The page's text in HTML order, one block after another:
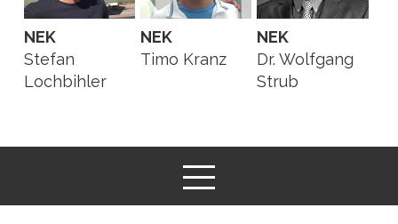
NEK
Stefan
Lochbihler
NEK
Timo Kranz
NEK
Dr. Wolfgang
Strub
Wettkampf Kommission